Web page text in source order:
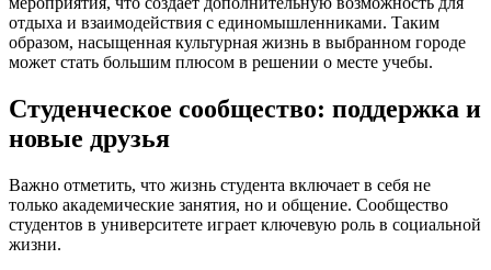
отдыха и взаимодействия с единомышленниками. Таким
образом, насыщенная культурная жизнь в выбранном городе
может стать большим плюсом в решении о месте учебы.
Студенческое сообщество: поддержка и
новые друзья
Важно отметить, что жизнь студента включает в себя не
только академические занятия, но и общение. Сообщество
студентов в университете играет ключевую роль в социальной
жизни.